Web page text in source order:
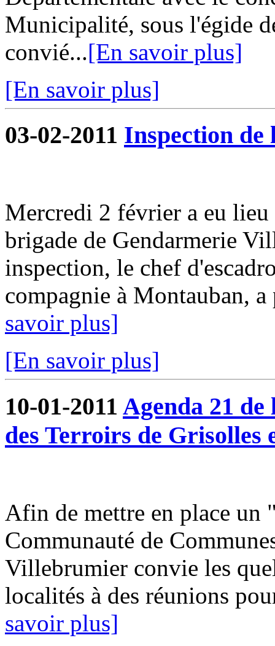
Municipalité, sous l'égide
convié...[En savoir plus]
[En savoir plus]
03-02-2011 Inspection de
Mercredi 2 février a eu
brigade de Gendarmerie
inspection, le chef
compagnie à Montauban,
savoir plus]
[En savoir plus]
10-01-2011 Agenda 21
des Terroirs de
Afin de mettre en place un
Communauté de
Villebrumier convie les
localités à des réunions
savoir plus]